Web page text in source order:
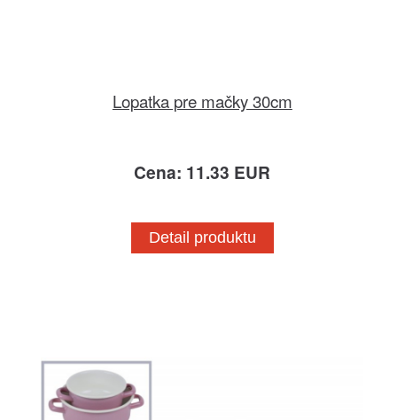
Lopatka pre mačky 30cm
Cena: 11.33 EUR
Detail produktu